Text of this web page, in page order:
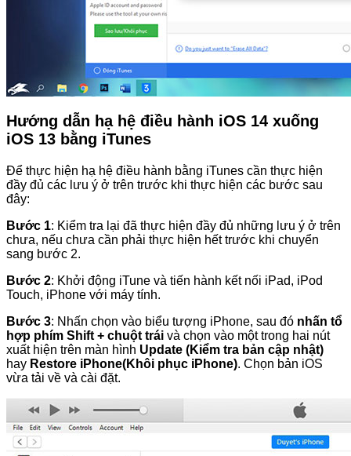
Hướng dẫn hạ hệ điều hành iOS 14 xuống
iOS 13 bằng iTunes
Để thực hiện hạ hệ điều hành bằng iTunes cần thực hiện
đầy đủ các lưu ý ở trên trước khi thực hiện các bước sau
đây:
Bước 1: Kiểm tra lại đã thực hiện đầy đủ những lưu ý ở trên
chưa, nếu chưa cần phải thực hiện hết trước khi chuyển
sang bước 2.
Bước 2: Khởi động iTune và tiến hành kết nối iPad, iPod
Touch, iPhone với máy tính.
Bước 3: Nhấn chọn vào biểu tượng iPhone, sau đó nhấn tổ
hợp phím Shift + chuột trái và chọn vào một trong hai nút
xuất hiện trên màn hình Update (Kiểm tra bản cập nhật)
hay Restore iPhone(Khôi phục iPhone). Chọn bản iOS
vừa tải về và cài đặt.